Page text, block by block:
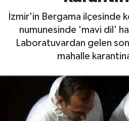
İzmir'in Bergama ilçesinde
numunesinde 'mavi dil'
Laboratuvardan gelen
mahalle
Süper Lig Puan Durumu
Tüm Manşetler
Haber Arşivi